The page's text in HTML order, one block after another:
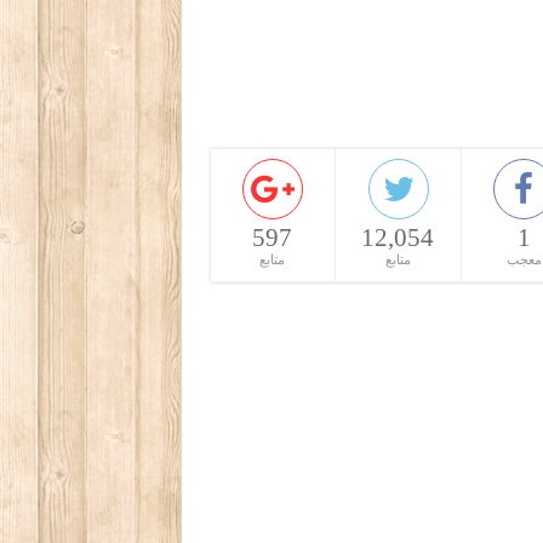
1
معجب
12,054
متابع
597
متابع